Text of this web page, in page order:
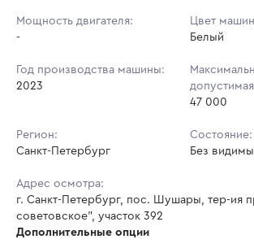
Мощность двигателя:
-
Цвет
Белый
Год производства машины:
2023
47 000
Регион:
Санкт-Петербург
Состояние:
Без
Адрес осмотра:
г. Санкт-Петербург, пос. Шушары, тер-ия
советовское", участок 392
Дополнительные опции